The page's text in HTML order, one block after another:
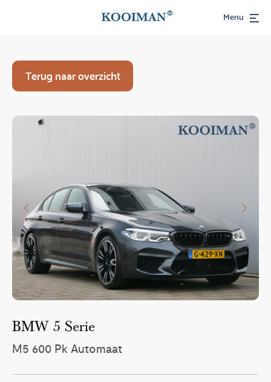
Menu
Terug naar overzicht
BMW 5 Serie
M5 600 Pk Automaat